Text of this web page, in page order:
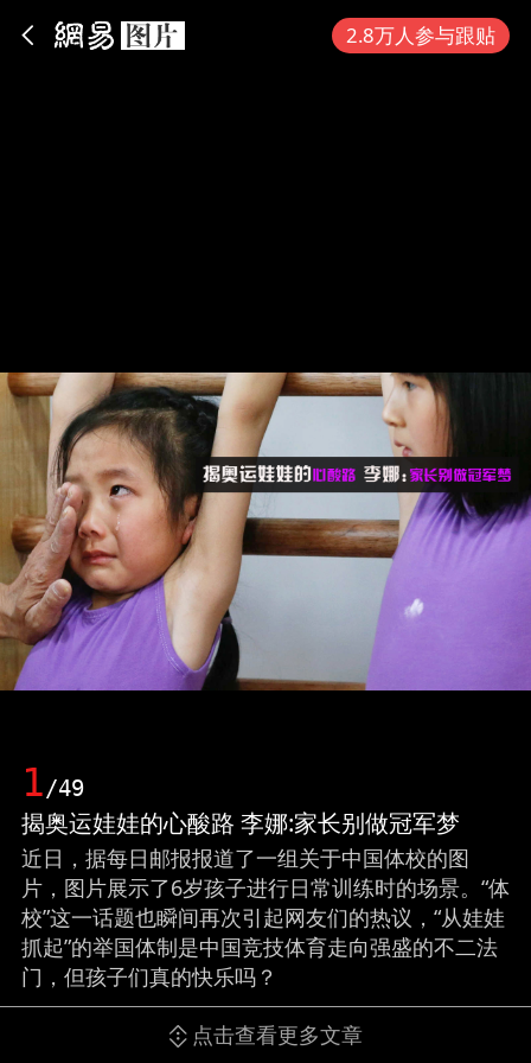
2.8万人参与跟贴
1/49
揭奥运娃娃的心酸路 李娜:家长别做冠军梦
近日，据每日邮报报道了一组关于中国体校的图
片，图片展示了6岁孩子进行日常训练时的场景。“体
校”这一话题也瞬间再次引起网友们的热议，“从娃娃
抓起”的举国体制是中国竞技体育走向强盛的不二法
门，但孩子们真的快乐吗？
点击查看更多文章